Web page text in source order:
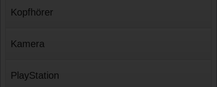
Kopfhörer
Kamera
PlayStation